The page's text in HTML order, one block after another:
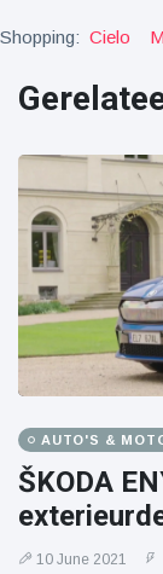
Shopping: Cielo
AUTO'S &
ŠKODA
10 June 2021